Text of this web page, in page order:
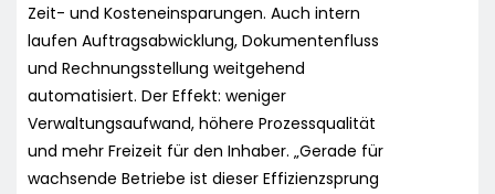
Zeit- und Kosteneinsparungen. Auch intern
laufen Auftragsabwicklung, Dokumentenfluss
und Rechnungsstellung weitgehend
automatisiert. Der Effekt: weniger
Verwaltungsaufwand, höhere Prozessqualität
und mehr Freizeit für den Inhaber. „Gerade für
wachsende Betriebe ist dieser Effizienzsprung